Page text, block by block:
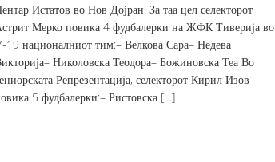
Истатов во Нов Дојран. За таа цел селекторот
Мерко повика 4 фудбалерки на ЖФК Тиверија во
19 националниот тим:– Велкова Сара– Недева
Николовска Теодора– Божиновска Теа Во
Репрезентација, селекторот Кирил Изов
5 фудбалерки:– Ристовска […]